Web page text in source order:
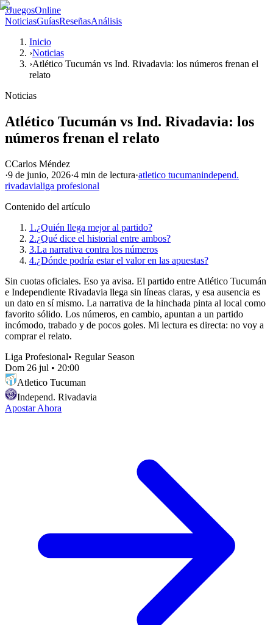
JJuegosOnline
NoticiasGuíasReseñasAnálisis
Inicio
›Noticias
›Atlético Tucumán vs Ind. Rivadavia: los números frenan el
relato
Noticias
Atlético Tucumán vs Ind. Rivadavia: los
números frenan el relato
CCarlos Méndez
·9 de junio, 2026·4 min de lectura·atletico tucumanindepend.
rivadavialiga profesional
Contenido del artículo
1.¿Quién llega mejor al partido?
2.¿Qué dice el historial entre ambos?
3.La narrativa contra los números
4.¿Dónde podría estar el valor en las apuestas?
Sin cuotas oficiales. Eso ya avisa. El partido entre Atlético Tucumán
e Independiente Rivadavia llega sin líneas claras, y esa ausencia es
un dato en sí mismo. La narrativa de la hinchada pinta al local como
favorito sólido. Los números, en cambio, apuntan a un partido
incómodo, trabado y de pocos goles. Mi lectura es directa: no voy a
comprar el relato.
Liga Profesional• Regular Season
Dom 26 jul • 20:00
Atletico Tucuman
Independ. Rivadavia
Apostar Ahora